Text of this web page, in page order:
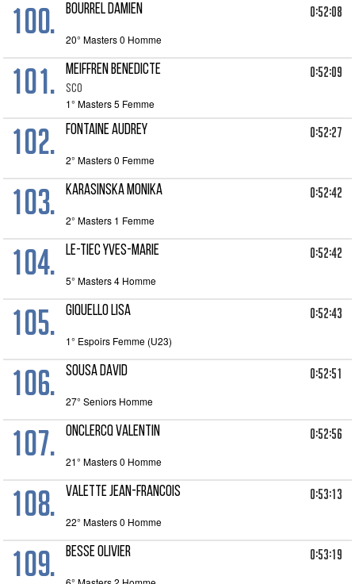
100. BOURREL DAMIEN 0:52:08
20° Masters 0 Homme
101. MEIFFREN BENEDICTE
SCO
0:52:09
1° Masters 5 Femme
102. FONTAINE AUDREY 0:52:27
2° Masters 0 Femme
103. KARASINSKA MONIKA 0:52:42
2° Masters 1 Femme
104. LE-TIEC YVES-MARIE 0:52:42
5° Masters 4 Homme
105. GIQUELLO LISA 0:52:43
1° Espoirs Femme (U23)
106. SOUSA DAVID 0:52:51
27° Seniors Homme
107. ONCLERCQ VALENTIN 0:52:56
21° Masters 0 Homme
108. VALETTE JEAN-FRANCOIS 0:53:13
22° Masters 0 Homme
109. BESSE OLIVIER 0:53:19